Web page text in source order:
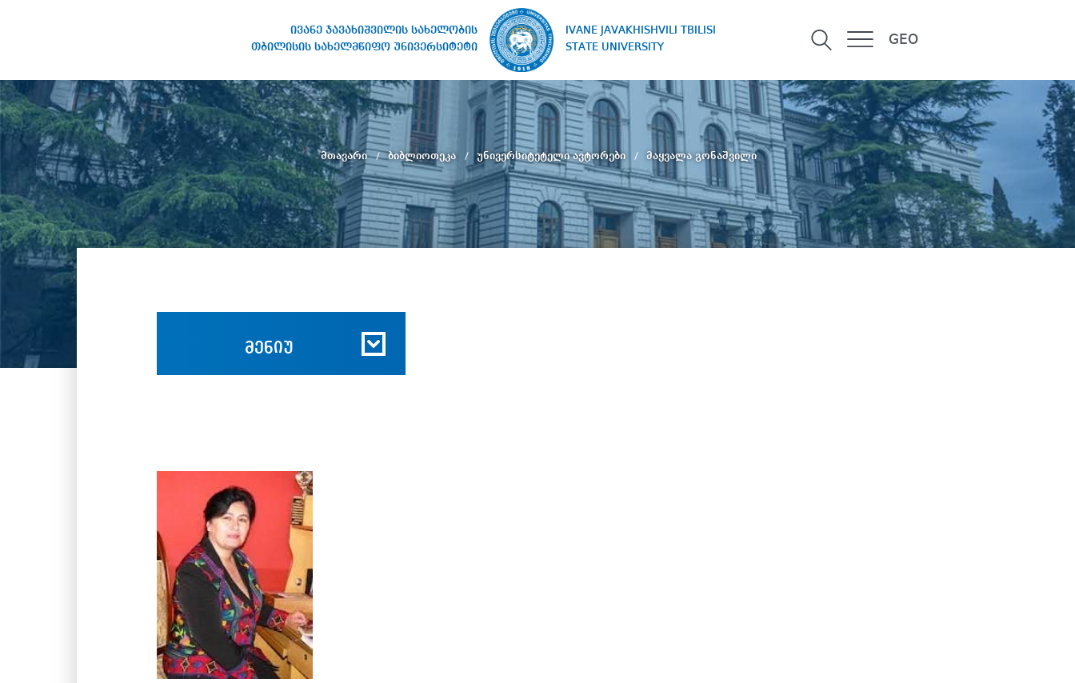
ივანე ჯავახიშვილის სახელობის
თბილისის სახელმწიფო უნივერსიტეტი
IVANE JAVAKHISHVILI TBILISI
STATE UNIVERSITY
GEO
სახელობის თბილისის
სახელმწიფო უნივერსიტეტი
მთავარი ბიბლიოთეკა უნივერსიტეტელი ავტორები მაყვალა გონაშვილი
მენიუ